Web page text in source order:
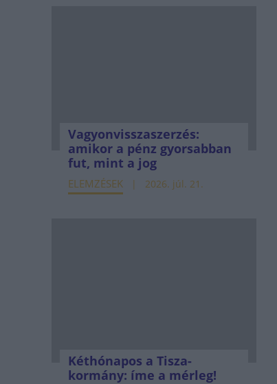
Vagyonvisszaszerzés:
amikor a pénz gyorsabban
fut, mint a jog
ELEMZÉSEK 2026. júl. 21.
Kéthónapos a Tisza-
kormány: íme a mérleg!